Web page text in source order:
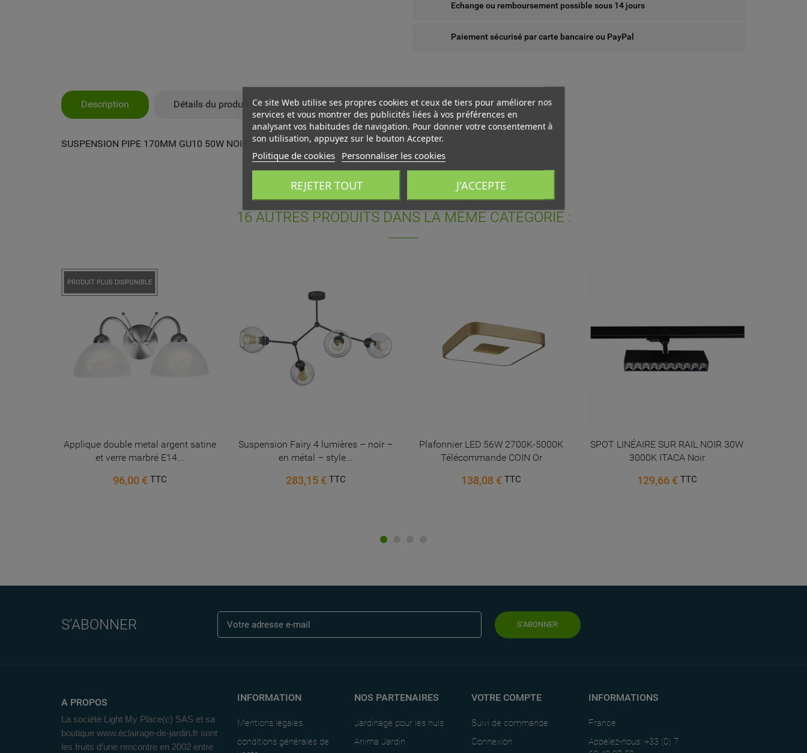
Echange ou remboursement possible sous 14 jours
Paiement sécurisé par carte bancaire ou PayPal
Description Détails du produit
SUSPENSION PIPE 170MM GU10 50W NOIR
16 AUTRES PRODUITS DANS LA MÊME CATÉGORIE :
PRODUIT PLUS DISPONIBLE
Applique double metal argent satine
et verre marbré E14...
96,00 €TTC
Suspension Fairy 4 lumières – noir –
en métal – style...
283,15 € TTC
Plafonnier LED 56W 2700K-5000K
Télécommande COIN Or
138,08 €TTC
SPOT LINÉAIRE SUR RAIL NOIR 30W
3000K ITACA Noir
129,66 € TTC
S’ABONNER S’ABONNER
A PROPOS
La société Light My Place(c) SAS et sa
boutique www.éclairage-de-jardin.fr sont
les fruits d’une rencontre en 2002 entre
INFORMATION
Mentions légales
conditions générales de
NOS PARTENAIRES
Jardinage pour les nuls
Anima Jardin
VOTRE COMPTE
Suivi de commande
Connexion
INFORMATIONS
France
Appelez-nous: +33 (0) 7
MY WISHLISTS
add_circle_outlineCreate new list
CRÉER UNE LISTE D'ENVIES
NOM DE LA LISTE D'ENVIES
CONNEXION
d'envies.
Ce site Web utilise ses propres cookies et ceux de tiers pour améliorer nos
services et vous montrer des publicités liées à vos préférences en
analysant vos habitudes de navigation. Pour donner votre consentement à
son utilisation, appuyez sur le bouton Accepter.
Politique de cookies Personnaliser les cookies
REJETER TOUT J'ACCEPTE